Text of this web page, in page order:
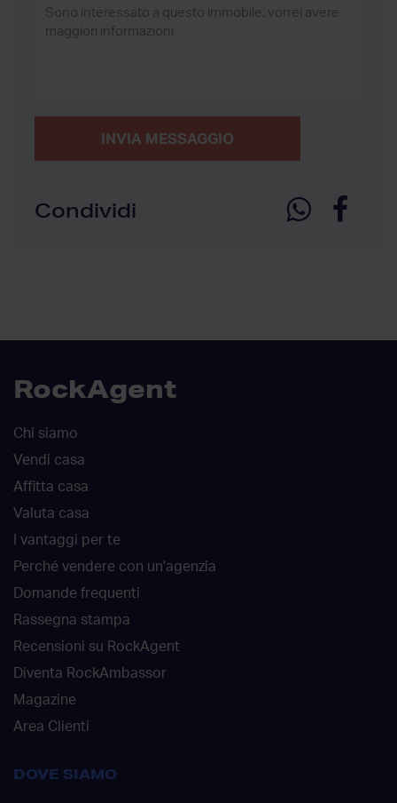
INVIA MESSAGGIO
Condividi
RockAgent
Chi siamo
Vendi casa
Affitta casa
Valuta casa
I vantaggi per te
Perché vendere con un'agenzia
Domande frequenti
Rassegna stampa
Recensioni su RockAgent
Diventa RockAmbassor
Magazine
Area Clienti
DOVE SIAMO